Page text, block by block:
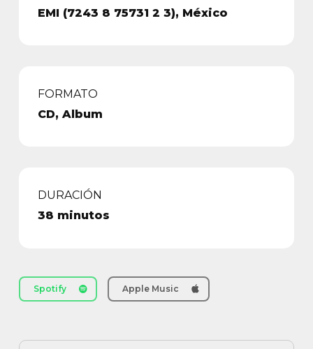
EMI (7243 8 75731 2 3), México
FORMATO
CD, Album
DURACIÓN
38 minutos
Spotify Apple Music